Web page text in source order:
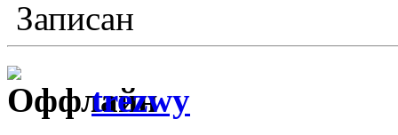
Записан
trezwy